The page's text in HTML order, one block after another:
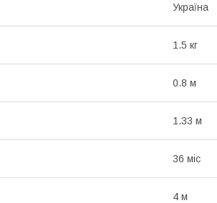
Україна
1.5 кг
0.8 м
1.33 м
36 міс
4 м